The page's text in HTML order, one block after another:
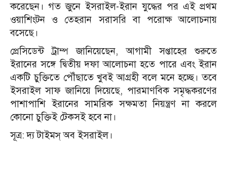
করেছেন। গত জুনে ইসরাইল-ইরান যুদ্ধের পর এই প্রথম
ওয়াশিংটন ও তেহরান সরাসরি বা পরোক্ষ আলোচনায়
বসেছে।
প্রেসিডেন্ট ট্রাম্প জানিয়েছেন, আগামী সপ্তাহের শুরুতে
ইরানের সঙ্গে দ্বিতীয় দফা আলোচনা হতে পারে এবং ইরান
একটি চুক্তিতে পৌঁছাতে খুবই আগ্রহী বলে মনে হচ্ছে। তবে
ইসরাইল সাফ জানিয়ে দিয়েছে, পারমাণবিক সমৃদ্ধকরণের
পাশাপাশি ইরানের সামরিক সক্ষমতা নিয়ন্ত্রণ না করলে
কোনো চুক্তিই টেকসই হবে না।
সূত্র: দ্য টাইমস্ অব ইসরাইল।